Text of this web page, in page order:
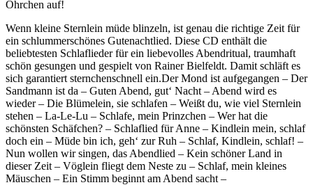
Öhrchen auf!
Wenn kleine Sternlein müde blinzeln, ist genau die richtige Zeit für
ein schlummerschönes Gutenachtlied. Diese CD enthält die
beliebtesten Schlaflieder für ein liebevolles Abendritual, traumhaft
schön gesungen und gespielt von Rainer Bielfeldt. Damit schläft es
sich garantiert sternchenschnell ein.Der Mond ist aufgegangen – Der
Sandmann ist da – Guten Abend, gut‘ Nacht – Abend wird es
wieder – Die Blümelein, sie schlafen – Weißt du, wie viel Sternlein
stehen – La-Le-Lu – Schlafe, mein Prinzchen – Wer hat die
schönsten Schäfchen? – Schlaflied für Anne – Kindlein mein, schlaf
doch ein – Müde bin ich, geh‘ zur Ruh – Schlaf, Kindlein, schlaf! –
Nun wollen wir singen, das Abendlied – Kein schöner Land in
dieser Zeit – Vöglein fliegt dem Neste zu – Schlaf, mein kleines
Mäuschen – Ein Stimm beginnt am Abend sacht –